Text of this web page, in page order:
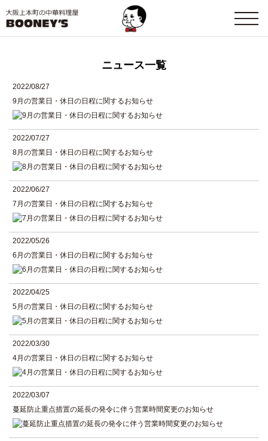
ニュース一覧
2022/08/27
9月の営業日・休日の日程に関するお知らせ
2022/07/27
8月の営業日・休日の日程に関するお知らせ
2022/06/27
7月の営業日・休日の日程に関するお知らせ
2022/05/26
6月の営業日・休日の日程に関するお知らせ
2022/04/25
5月の営業日・休日の日程に関するお知らせ
2022/03/30
4月の営業日・休日の日程に関するお知らせ
2022/03/07
蔓延防止重点措置の延長の発令に伴う営業時間変更のお知らせ